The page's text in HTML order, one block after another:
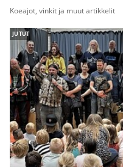
Koeajot, vinkit ja muut artikkelit
JUTUT